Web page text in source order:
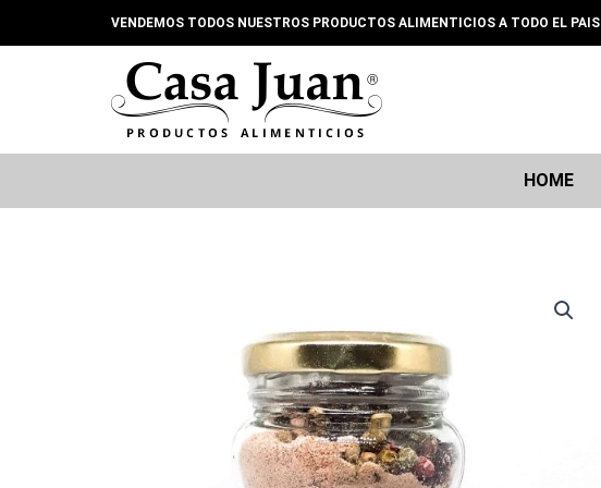
al
VENDEMOS TODOS NUESTROS PRODUCTOS ALIMENTICIOS A TODO EL PAIS
HOME